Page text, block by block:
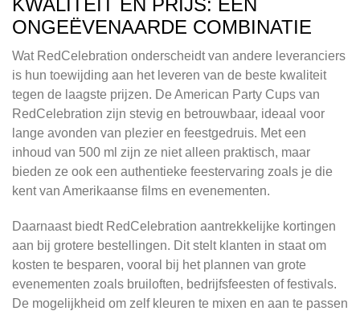
KWALITEIT EN PRIJS: EEN
ONGEËVENAARDE COMBINATIE
Wat RedCelebration onderscheidt van andere leveranciers
is hun toewijding aan het leveren van de beste kwaliteit
tegen de laagste prijzen. De American Party Cups van
RedCelebration zijn stevig en betrouwbaar, ideaal voor
lange avonden van plezier en feestgedruis. Met een
inhoud van 500 ml zijn ze niet alleen praktisch, maar
bieden ze ook een authentieke feestervaring zoals je die
kent van Amerikaanse films en evenementen.
Daarnaast biedt RedCelebration aantrekkelijke kortingen
aan bij grotere bestellingen. Dit stelt klanten in staat om
kosten te besparen, vooral bij het plannen van grote
evenementen zoals bruiloften, bedrijfsfeesten of festivals.
De mogelijkheid om zelf kleuren te mixen en aan te passen